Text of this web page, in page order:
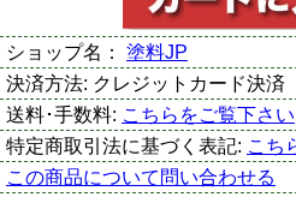
ショップ名： 塗料JP
決済方法: クレジットカード決済
送料･手数料: こちらをご覧下さい
特定商取引法に基づく表記: こち
この商品について問い合わせる